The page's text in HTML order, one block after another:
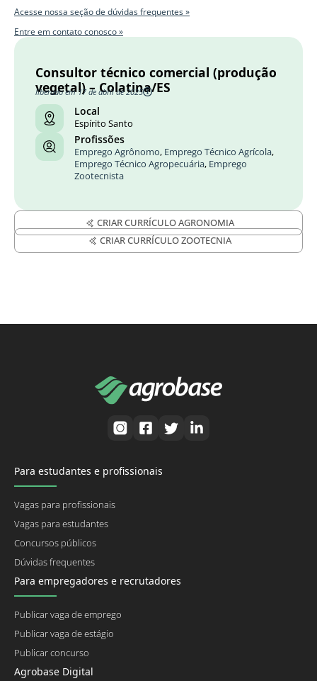
Acesse nossa seção de dúvidas frequentes »
Entre em contato conosco »
Consultor técnico comercial (produção
vegetal) – Colatina/ES
liberado em 17 de abril de 2025
Local
Espírito Santo
Profissões
Emprego Agrônomo, Emprego Técnico Agrícola,
Emprego Técnico Agropecuária, Emprego
Zootecnista
CRIAR CURRÍCULO AGRONOMIA
CRIAR CURRÍCULO ZOOTECNIA
Para estudantes e profissionais
Vagas para profissionais
Vagas para estudantes
Concursos públicos
Dúvidas frequentes
Para empregadores e recrutadores
Publicar vaga de emprego
Publicar vaga de estágio
Publicar concurso
Agrobase Digital